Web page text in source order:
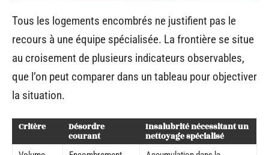
Tous les logements encombrés ne justifient pas le
recours à une équipe spécialisée. La frontière se situe
au croisement de plusieurs indicateurs observables,
que l’on peut comparer dans un tableau pour objectiver
la situation.
Critère
Désordre
courant
Insalubrité nécessitant un
nettoyage spécialisé